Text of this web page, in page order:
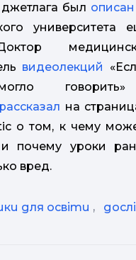
был описан
университета
видеолекций
рассказал на
о том, к чему
почему уроки
вред.
для освіти ,